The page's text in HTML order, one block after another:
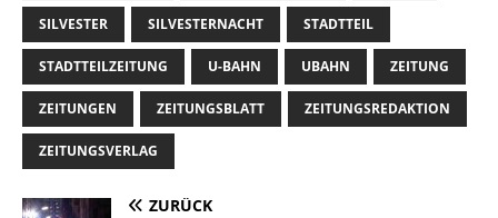
SILVESTER SILVESTERNACHT STADTTEIL
STADTTEILZEITUNG U-BAHN UBAHN ZEITUNG
ZEITUNGEN ZEITUNGSBLATT ZEITUNGSREDAKTION
ZEITUNGSVERLAG
ZURÜCK